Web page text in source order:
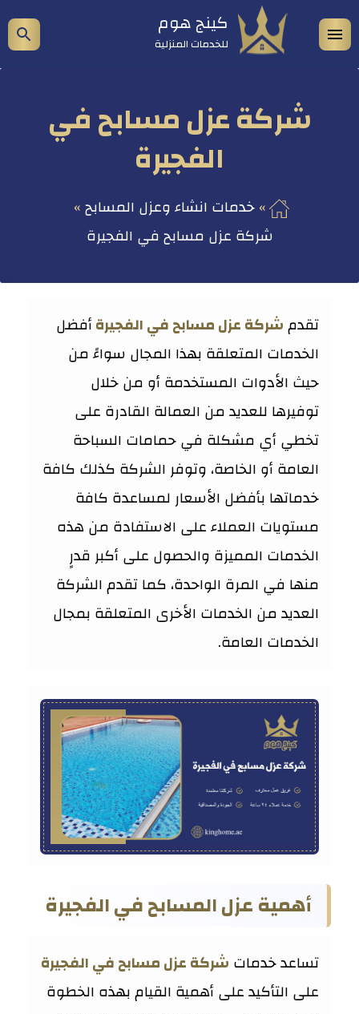
التجاوز
إلى
المحتوى
كينج هوم
للخدمات المنزلية
شركة عزل مسابح في
الفجيرة
خدمات انشاء وعزل المسابح
شركة عزل مسابح في الفجيرة
تقدمشركة عزل مسابح في الفجيرةأفضل
الخدمات المتعلقة بهذا المجال سواءً من
حيث الأدوات المستخدمة أو من خلال
توفيرها للعديد من العمالة القادرة على
تخطي أي مشكلة في حمامات السباحة
العامة أو الخاصة، وتوفر الشركة كذلك كافة
خدماتها بأفضل الأسعار لمساعدة كافة
مستويات العملاء على الاستفادة من هذه
الخدمات المميزة والحصول على أكبر قدرٍ
منها في المرة الواحدة، كما تقدم الشركة
العديد من الخدمات الأخرى المتعلقة بمجال
الخدمات العامة.
أهمية عزل المسابح في الفجيرة
تساعد خدمات شركة عزل مسابح في الفجيرة
على التأكيد على أهمية القيام بهذه الخطوة